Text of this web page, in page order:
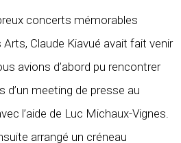
concerts mémorables
Claude Kiavué avait fait venir
avions d’abord pu rencontrer
d’un meeting de presse au
l’aide de Luc Michaux-Vignes.
arrangé un créneau